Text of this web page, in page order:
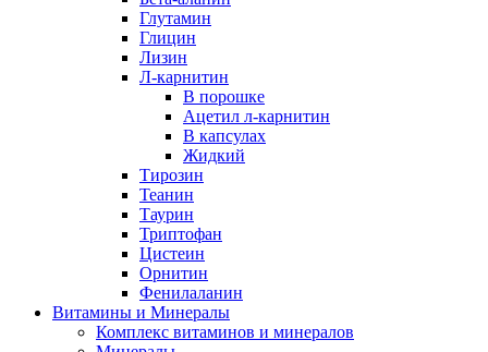
Глутамин
Глицин
Лизин
Л-карнитин
В порошке
Ацетил л-карнитин
В капсулах
Жидкий
Тирозин
Теанин
Таурин
Триптофан
Цистеин
Орнитин
Фенилаланин
Витамины и Минералы
Комплекс витаминов и минералов